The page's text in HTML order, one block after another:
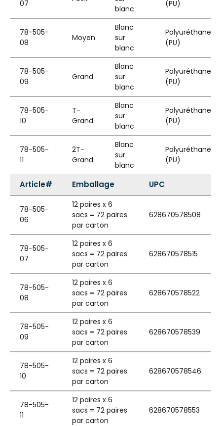
07
blanc
(PU)
78-505-
08
Moyen
Blanc
sur
blanc
Polyuréthane
(PU)
78-505-
09
Grand
Blanc
sur
blanc
Polyuréthane
(PU)
78-505-
10
T-
Grand
Blanc
sur
blanc
Polyuréthane
(PU)
78-505-
11
2T-
Grand
Blanc
sur
blanc
Polyuréthane
(PU)
Article# Emballage UPC
78-505-
06
12 paires x 6
sacs = 72 paires
par carton
628670578508
78-505-
07
12 paires x 6
sacs = 72 paires
par carton
628670578515
78-505-
08
12 paires x 6
sacs = 72 paires
par carton
628670578522
78-505-
09
12 paires x 6
sacs = 72 paires
par carton
628670578539
78-505-
10
12 paires x 6
sacs = 72 paires
par carton
628670578546
78-505-
11
12 paires x 6
sacs = 72 paires
par carton
628670578553